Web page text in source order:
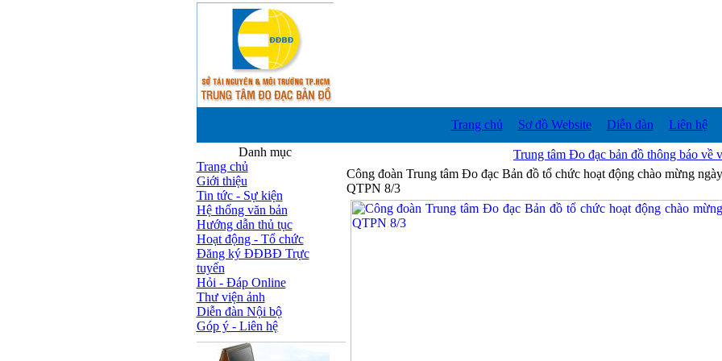
Trang chủ Sơ đồ Website Diễn đàn Liên hệ
Danh mục
Trang chủ
Giới thiệu
Tin tức - Sự kiện
Hệ thống văn bản
Hướng dẫn thủ tục
Hoạt động - Tổ chức
Đăng ký ĐĐBĐ Trực
tuyến
Hỏi - Đáp Online
Thư viện ảnh
Diễn đàn Nội bộ
Góp ý - Liên hệ
Trung tâm Đo đạc bản đồ thông báo về việc
Công đoàn Trung tâm Đo đạc Bản đồ tổ chức hoạt động chào mừng ngày
QTPN 8/3